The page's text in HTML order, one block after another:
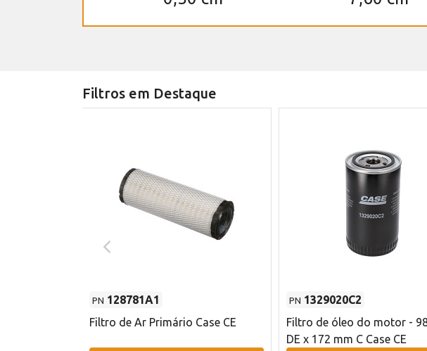
Filtros em Destaque
PN 128781A1
Filtro de Ar Primário Case CE
PN 1329020C2
Filtro de óleo do motor -
DE x 172 mm C Case CE